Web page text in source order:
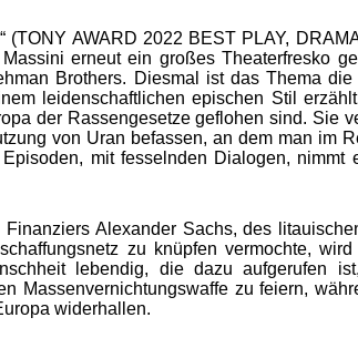
AWARD 2022 BEST PLAY,
erneut ein großes Theaterfresko
Brothers. Diesmal ist das Thema
leidenschaftlichen epischen Stil
der Rassengesetze geflohen sind. Sie
von Uran befassen, an dem man im
mit fesselnden Dialogen,
Alexander Sachs, des
zu knüpfen vermochte,
lebendig, die dazu aufgerufen
Massenvernichtungswaffe zu feiern,
widerhallen.